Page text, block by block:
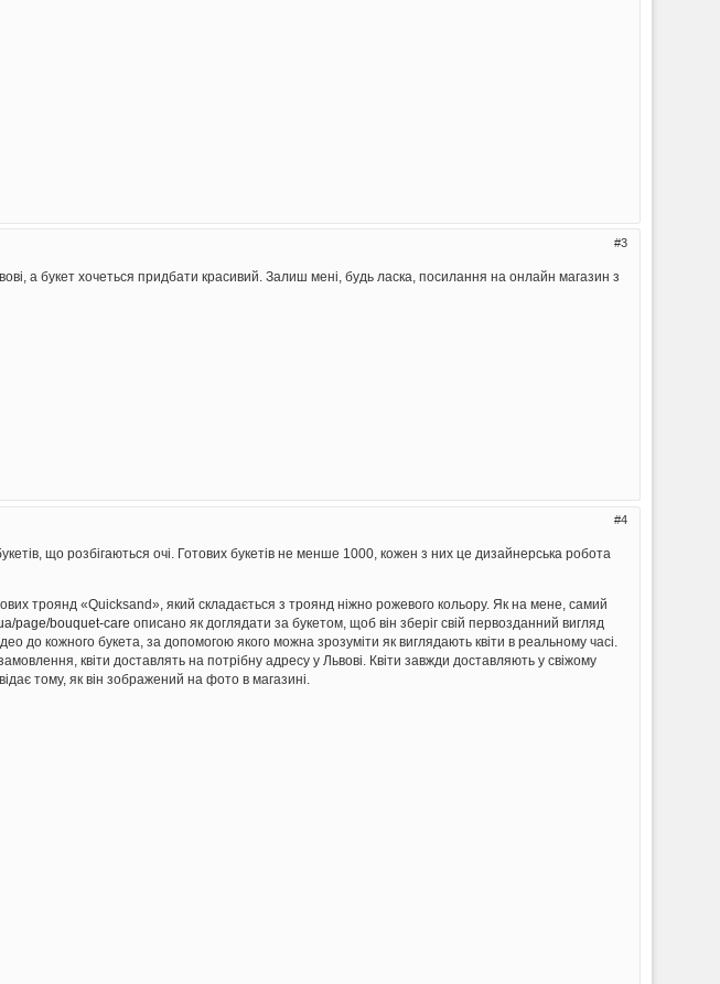
3
а букет хочеться придбати красивий. Залиш мені, будь ласка, посилання на онлайн магазин з
4
що розбігаються очі. Готових букетів не менше 1000, кожен з них це дизайнерська робота
троянд «Quicksand», який складається з троянд ніжно рожевого кольору. Як на мене, самий
page/bouquet-care описано як доглядати за букетом, щоб він зберіг свій первозданний вигляд
до кожного букета, за допомогою якого можна зрозуміти як виглядають квіти в реальному часі.
квіти доставлять на потрібну адресу у Львові. Квіти завжди доставляють у свіжому
тому, як він зображений на фото в магазині.